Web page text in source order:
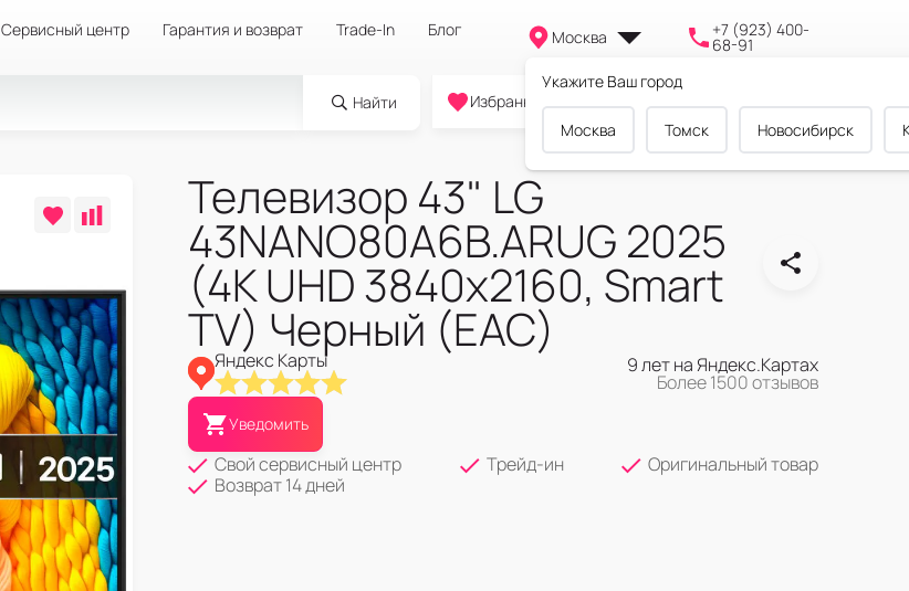
Сервисный центр Гарантия и возврат Trade-In Блог Москва
Укажите Ваш город
Москва Томск Новосибирск
+7 (923) 400-
68-91
Найти
0
Избранное Cравнение Корзина
Телевизор 43" LG
43NANO80A6B.ARUG 2025
(4K UHD 3840x2160, Smart
TV) Черный (EAC)
Яндекс Карты 9 лет на Яндекс.Картах
Более 1500 отзывов
Уведомить
Свой сервисный центр Трейд-ин
Оригинальный товар
Возврат 14 дней